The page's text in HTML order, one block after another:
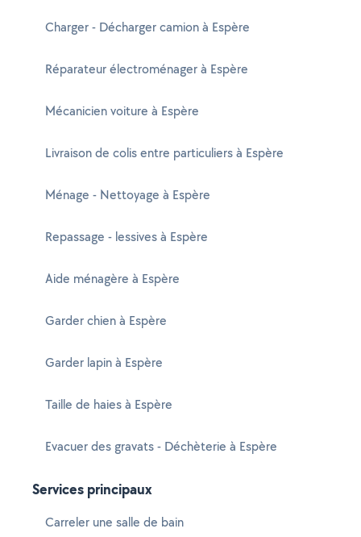
Charger - Décharger camion à Espère
Réparateur électroménager à Espère
Mécanicien voiture à Espère
Livraison de colis entre particuliers à Espère
Ménage - Nettoyage à Espère
Repassage - lessives à Espère
Aide ménagère à Espère
Garder chien à Espère
Garder lapin à Espère
Taille de haies à Espère
Evacuer des gravats - Déchèterie à Espère
Services principaux
Carreler une salle de bain